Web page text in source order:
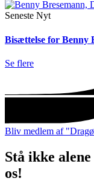
Seneste Nyt
Bisættelse for Benny
Se flere
Bliv medlem af
Stå ikke
os!